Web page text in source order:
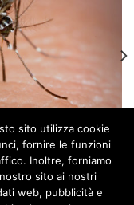
2021 PER LA
TIGRE.
sito utilizza cookie
fornire le funzioni
Inoltre, forniamo
sito ai nostri
web, pubblicità e